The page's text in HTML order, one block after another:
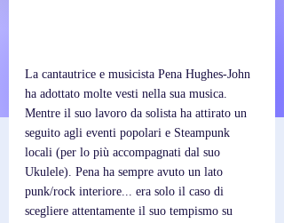
La cantautrice e musicista Pena Hughes-John
ha adottato molte vesti nella sua musica.
Mentre il suo lavoro da solista ha attirato un
seguito agli eventi popolari e Steampunk
locali (per lo più accompagnati dal suo
Ukulele). Pena ha sempre avuto un lato
punk/rock interiore... era solo il caso di
scegliere attentamente il suo tempismo su